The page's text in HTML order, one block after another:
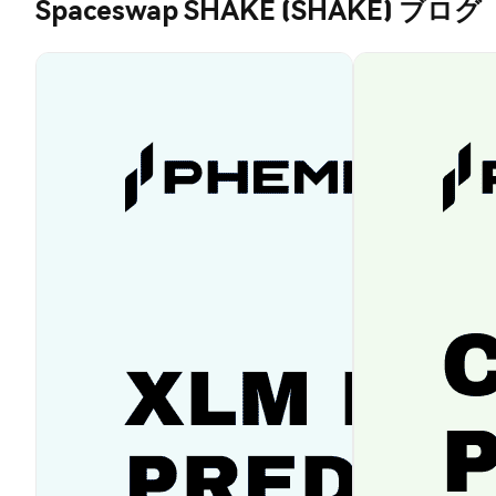
Spaceswap SHAKE (SHAKE) ブログ